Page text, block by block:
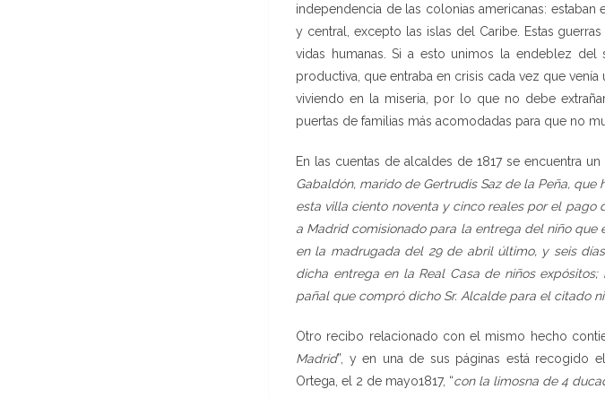
independencia de las colonias americanas:
y central, excepto las islas del Caribe. Estas
vidas humanas. Si a esto unimos la endeblez del
productiva, que entraba en crisis cada vez que
viviendo en la miseria, por lo que no debe
puertas de familias más acomodadas para que no
En las cuentas de alcaldes de 1817 se encuentra
Gabaldón, marido de Gertrudis Saz de la Peña,
esta villa ciento noventa y cinco reales por el
a Madrid comisionado para la entrega del niño
en la madrugada del 29 de abril último, y seis
dicha entrega en la Real Casa de niños
pañal que compró dicho Sr. Alcalde para el citado
Otro recibo relacionado con el mismo hecho
Madrid”, y en una de sus páginas está recogido
Ortega, el 2 de mayo1817, “con la limosna de 4